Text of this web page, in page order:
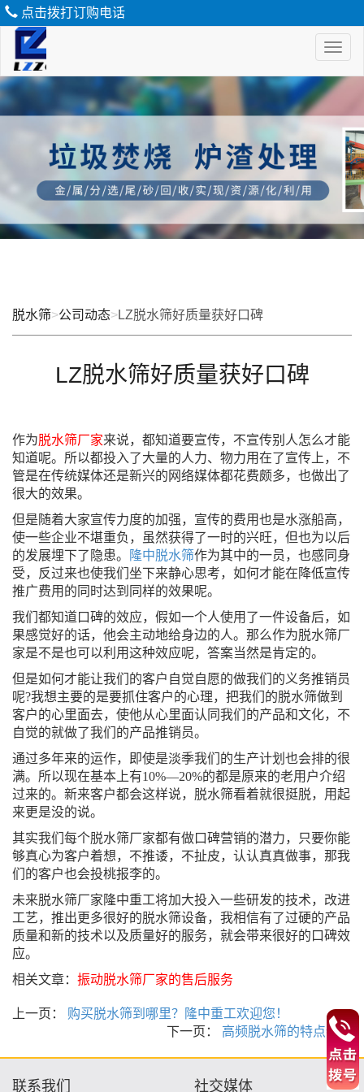
点击拨打订购电话
脱
水
脱水筛>公司动态>LZ脱水筛好质量获好口碑
LZ脱水筛好质量获好口碑
作为脱水筛厂家来说，都知道要宣传，不宣传别人怎么才能
知道呢。所以都投入了大量的人力、物力用在了宣传上，不
管是在传统媒体还是新兴的网络媒体都花费颇多，也做出了
很大的效果。
但是随着大家宣传力度的加强，宣传的费用也是水涨船高，
使一些企业不堪重负，虽然获得了一时的兴旺，但也为以后
的发展埋下了隐患。
隆中脱水筛作为其中的一员，也感同身
受，反过来也使我们坐下来静心思考，如何才能在降低宣传
推广费用的同时达到同样的效果呢。
我们都知道口碑的效应，假如一个人使用了一件设备后，如
果感觉好的话，他会主动地给身边的人。那么作为脱水筛厂
家是不是也可以利用这种效应呢，答案当然是肯定的。
但是如何才能让我们的客户自觉自愿的做我们的义务推销员
呢?我想主要的是要抓住客户的心理，把我们的脱水筛做到
客户的心里面去，使他从心里面认同我们的产品和文化，不
自觉的就做了我们的产品推销员。
通过多年来的运作，即使是淡季我们的生产计划也会排的很
满。所以现在基本上有10%—20%的都是原来的老用户介绍
过来的。新来客户都会这样说，脱水筛看着就很挺脱，用起
来更是没的说。
其实我们每个脱水筛厂家都有做口碑营销的潜力，只要你能
够真心为客户着想，不推诿，不扯皮，认认真真做事，那我
们的客户也会投桃报李的。
未来脱水筛厂家隆中重工将加大投入一些研发的技术，改进
工艺，推出更多很好的脱水筛设备，我相信有了过硬的产品
质量和新的技术以及质量好的服务，就会带来很好的口碑效
应。
相关文章： 振动脱水筛厂家的售后服务
上一页：
购买脱水筛到哪里？隆中重工欢迎您！
下一页：
高频脱水筛的特点特点
联系我们 社交媒体